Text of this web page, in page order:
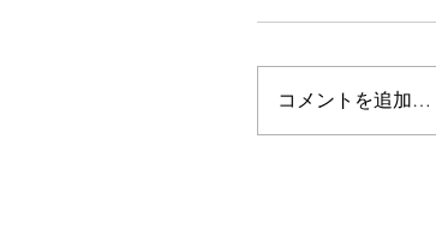
コメントを追加…